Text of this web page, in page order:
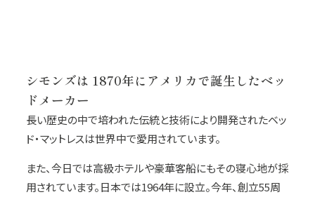
シモンズは 1870年にアメリカで誕生したベッ
ドメーカー
長い歴史の中で培われた伝統と技術により開発されたベッ
ド・マットレスは世界中で愛用されています。
また、今日では高級ホテルや豪華客船にもその寝心地が採
用されています。日本では1964年に設立。今年、創立55周